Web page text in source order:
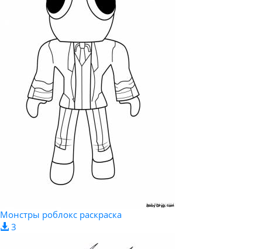
Монстры роблокс раскраска
3